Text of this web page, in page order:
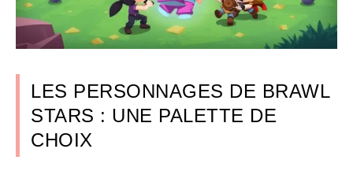
LES PERSONNAGES DE BRAWL
STARS : UNE PALETTE DE
CHOIX